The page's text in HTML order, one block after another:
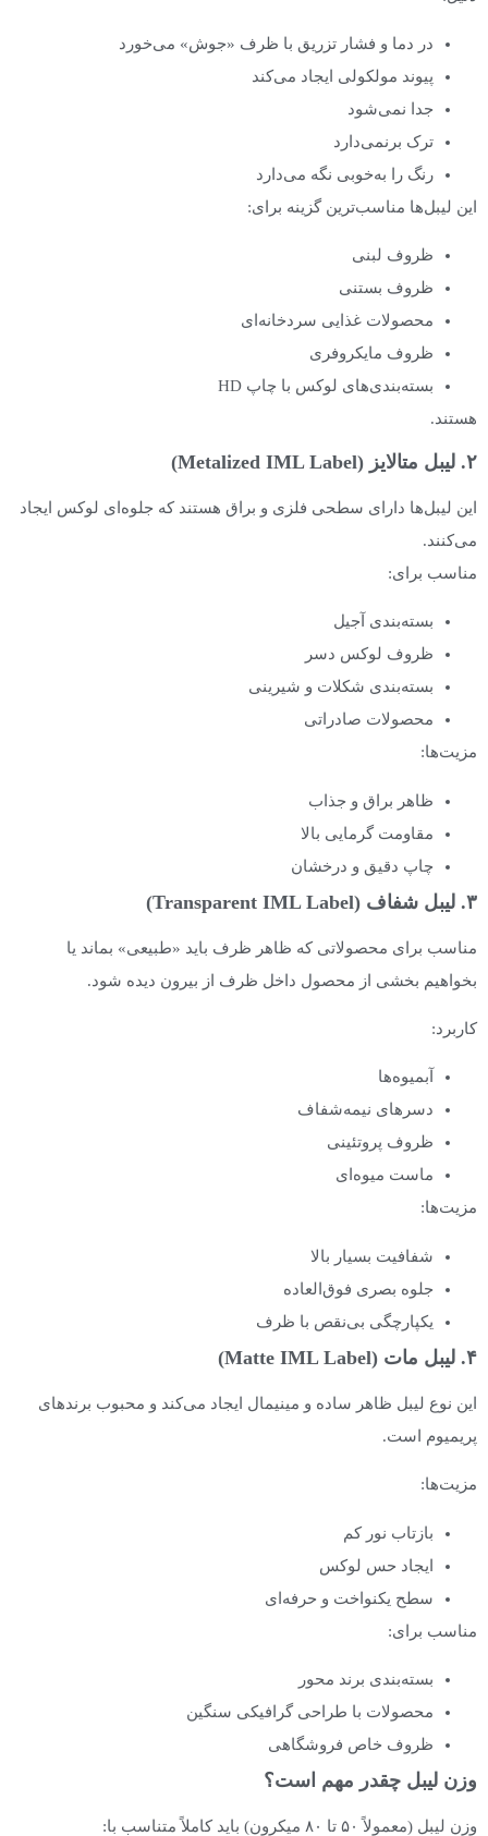
در دما و فشار تزریق با ظرف «جوش» می‌خورد
پیوند مولکولی ایجاد می‌کند
جدا نمی‌شود
ترک برنمی‌دارد
رنگ را به‌خوبی نگه می‌دارد
این لیبل‌ها مناسب‌ترین گزینه برای:
ظروف لبنی
ظروف بستنی
محصولات غذایی سردخانه‌ای
ظروف مایکروفری
بسته‌بندی‌های لوکس با چاپ HD
هستند.
۲. لیبل متالایز (Metalized IML Label)
این لیبل‌ها دارای سطحی فلزی و براق هستند که جلوه‌ای لوکس ایجاد
می‌کنند.
مناسب برای:
بسته‌بندی آجیل
ظروف لوکس دسر
بسته‌بندی شکلات و شیرینی
محصولات صادراتی
مزیت‌ها:
ظاهر براق و جذاب
مقاومت گرمایی بالا
چاپ دقیق و درخشان
۳. لیبل شفاف (Transparent IML Label)
مناسب برای محصولاتی که ظاهر ظرف باید «طبیعی» بماند یا
بخواهیم بخشی از محصول داخل ظرف از بیرون دیده شود.
کاربرد:
آبمیوه‌ها
دسرهای نیمه‌شفاف
ظروف پروتئینی
ماست میوه‌ای
مزیت‌ها:
شفافیت بسیار بالا
جلوه بصری فوق‌العاده
یکپارچگی بی‌نقص با ظرف
۴. لیبل مات (Matte IML Label)
این نوع لیبل ظاهر ساده و مینیمال ایجاد می‌کند و محبوب برندهای
پریمیوم است.
مزیت‌ها:
بازتاب نور کم
ایجاد حس لوکس
سطح یکنواخت و حرفه‌ای
مناسب برای:
بسته‌بندی برند محور
محصولات با طراحی گرافیکی سنگین
ظروف خاص فروشگاهی
وزن لیبل چقدر مهم است؟
وزن لیبل (معمولاً ۵۰ تا ۸۰ میکرون) باید کاملاً متناسب با: